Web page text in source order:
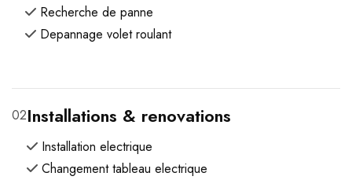
Recherche de panne
Depannage volet roulant
02Installations & renovations
Installation electrique
Changement tableau electrique